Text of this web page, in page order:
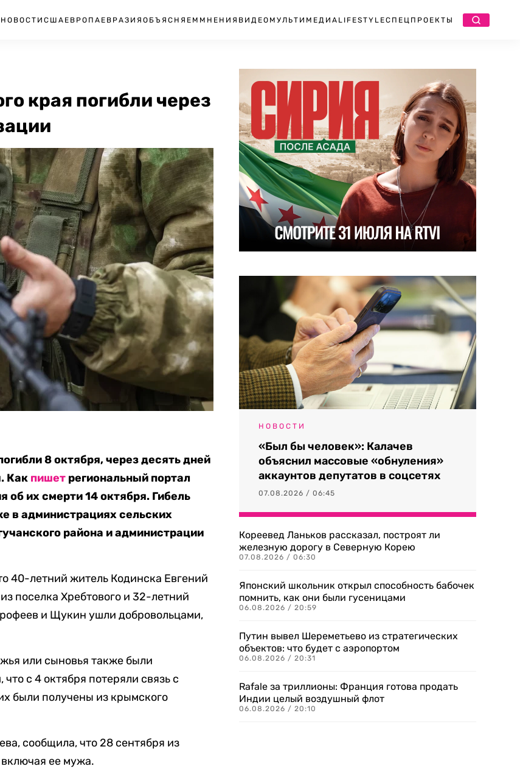
НОВОСТИ США ЕВРОПА ЕВРАЗИЯ ОБЪЯСНЯЕМ МНЕНИЯ ВИДЕО МУЛЬТИМЕДИА LIFESTYLEСПЕЦПРОЕКТЫ
края погибли через
8 октября, через десять дней
Как пишет региональный портал
их смерти 14 октября. Гибель
в администрациях сельских
района и администрации
40-летний житель Кодинска Евгений
поселка Хребтового и 32-летний
и Щукин ушли добровольцами,
или сыновья также были
с 4 октября потеряли связь с
были получены из крымского
сообщила, что 28 сентября из
ее мужа.
НОВОСТИ
«Был бы человек»: Калачев
объяснил массовые «обнуления»
аккаунтов депутатов в соцсетях
07.08.2026 / 06:45
Кореевед Ланьков рассказал, построят ли
железную дорогу в Северную Корею
07.08.2026 / 06:30
Японский школьник открыл способность бабочек
помнить, как они были гусеницами
06.08.2026 / 20:59
Путин вывел Шереметьево из стратегических
объектов: что будет с аэропортом
06.08.2026 / 20:31
Rafale за триллионы: Франция готова продать
Индии целый воздушный флот
06.08.2026 / 20:10